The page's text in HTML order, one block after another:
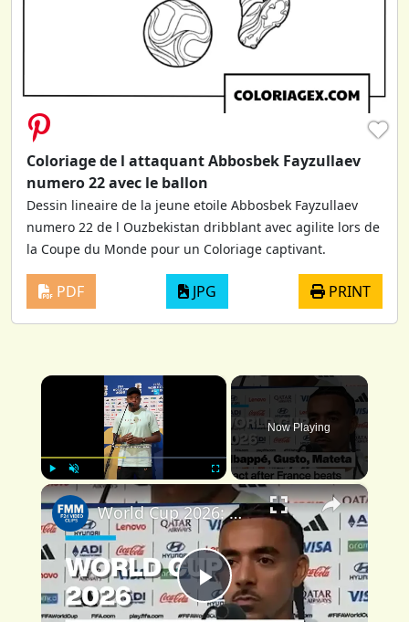
♥
Coloriage de l attaquant Abbosbek Fayzullaev
numero 22 avec le ballon
Dessin lineaire de la jeune etoile Abbosbek Fayzullaev
numero 22 de l Ouzbekistan dribblant avec agilite lors de
la Coupe du Monde pour un Coloriage captivant.
PDF JPG PRINT
×
Play Unmute Fullscreen
Now Playing
×
Play
World Cup 2026: Mbappé, Gusto, Mateta react after France beats Sweden 3-0